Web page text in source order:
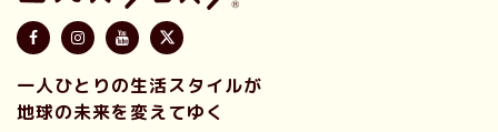
一人ひとりの生活スタイルが
地球の未来を変えてゆく